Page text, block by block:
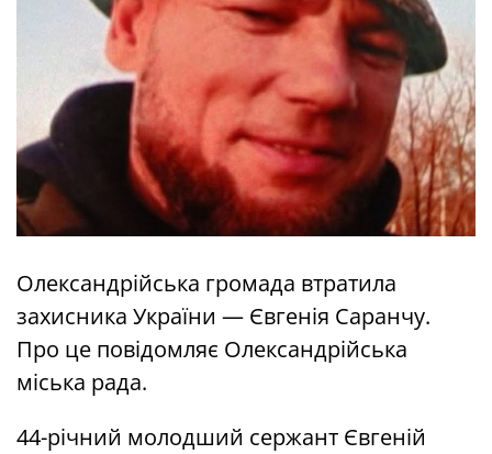
Олександрійська громада втратила
захисника України — Євгенія Саранчу.
Про це повідомляє Олександрійська
міська рада.
44-річний молодший сержант Євгеній